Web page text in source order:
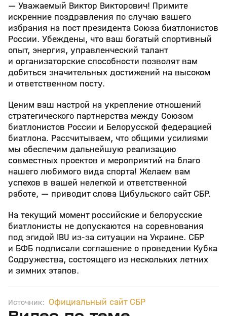
— Уважаемый Виктор Викторович! Примите
искренние поздравления по случаю вашего
избрания на пост президента Союза биатлонистов
России. Убеждены, что ваш богатый спортивный
опыт, энергия, управленческий талант
и организаторские способности позволят вам
добиться значительных достижений на высоком
и ответственном посту.
Ценим ваш настрой на укрепление отношений
стратегического партнерства между Союзом
биатлонистов России и Белорусской федерацией
биатлона. Рассчитываем, что общими усилиями
мы обеспечим дальнейшую реализацию
совместных проектов и мероприятий на благо
нашего любимого вида спорта! Желаем вам
успехов в вашей нелегкой и ответственной
работе, — приводит слова Цибульского сайт СБР.
На текущий момент российские и белорусские
биатлонисты не допускаются на соревнования
под эгидой IBU из‑за ситуации на Украине. СБР
и БФБ подписали соглашение о проведении Кубка
Содружества, состоящего из нескольких летних
и зимних этапов.
Источник: Официальный сайт СБР
15 апр, 13:09